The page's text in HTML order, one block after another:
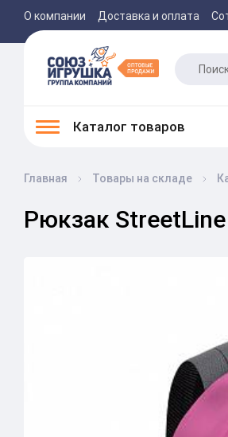
О компании Доставка и оплата
Каталог товаров
Главная Товары на складе
Рюкзак